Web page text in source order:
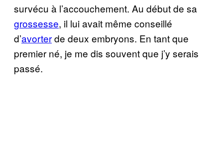
survécu à l’accouchement. Au début de sa
grossesse, il lui avait même conseillé
d’avorterde deux embryons. En tant que
premier né, je me dis souvent que j’y serais
passé.